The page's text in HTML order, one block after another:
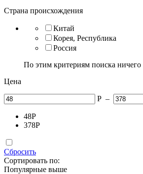
Страна происхождения
Китай
Корея, Республика
Россия
По этим критериям поиска ничего
Цена
Р –
48Р
378Р
Сбросить
Сортировать по:
Популярные выше